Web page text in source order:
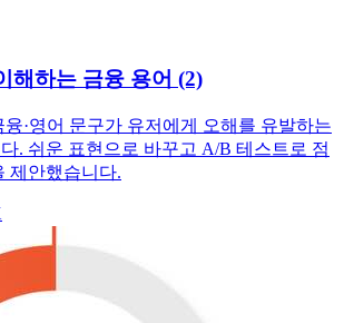
해하는 금융 용어 (2)
·영어 문구가 유저에게 오해를 유발하는
. 쉬운 표현으로 바꾸고 A/B 테스트로 점
제안했습니다.